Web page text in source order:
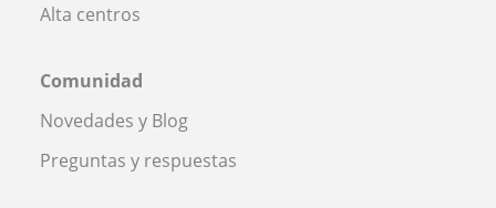
Alta centros
Comunidad
Novedades y Blog
Preguntas y respuestas